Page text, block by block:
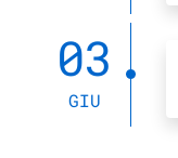
03
GIU